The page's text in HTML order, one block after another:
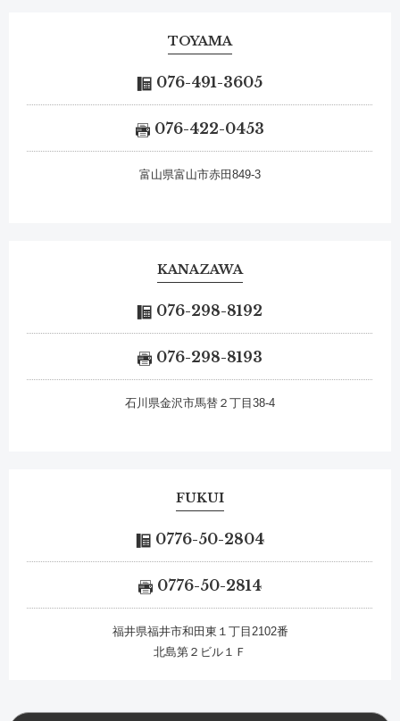
TOYAMA
076-491-3605
076-422-0453
富山県富山市赤田849-3
KANAZAWA
076-298-8192
076-298-8193
石川県金沢市馬替２丁目38-4
FUKUI
0776-50-2804
0776-50-2814
福井県福井市和田東１丁目2102番
北島第２ビル１Ｆ